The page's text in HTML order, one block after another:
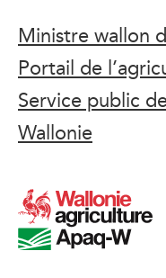
Ministre wallon
Portail de
Service public
Wallonie